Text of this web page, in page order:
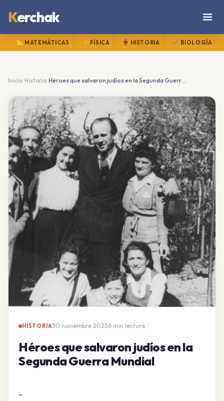
Kerchak
MATEMÁTICAS FÍSICA HISTORIA BIOLOGÍA
Inicio›Historia › Héroes que salvaron judíos en la Segunda Guerra Mundial
HISTORIA30 noviembre 2025·6 min lectura
Héroes que salvaron judíos en la
Segunda Guerra Mundial
..